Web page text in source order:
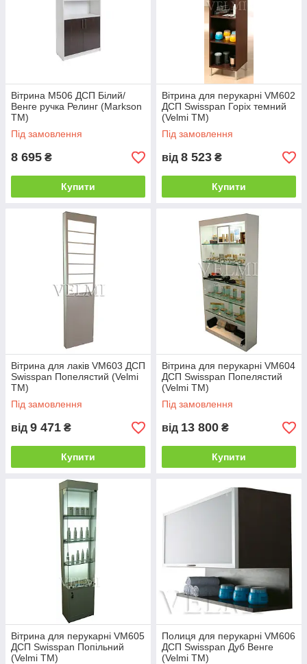
Вітрина М506 ДСП Білий/
Венге ручка Релинг (Markson
TM)
Під замовлення
8 695 ₴
Купити
Вітрина для перукарні VM602
ДСП Swisspan Горіх темний
(Velmi TM)
Під замовлення
від 8 523 ₴
Купити
Вітрина для лаків VM603 ДСП
Swisspan Попелястий (Velmi
TM)
Під замовлення
від 9 471 ₴
Купити
Вітрина для перукарні VM604
ДСП Swisspan Попелястий
(Velmi TM)
Під замовлення
від 13 800 ₴
Купити
Вітрина для перукарні VM605
ДСП Swisspan Попільний
(Velmi TM)
Полиця для перукарні VM606
ДСП Swisspan Дуб Венге
(Velmi TM)